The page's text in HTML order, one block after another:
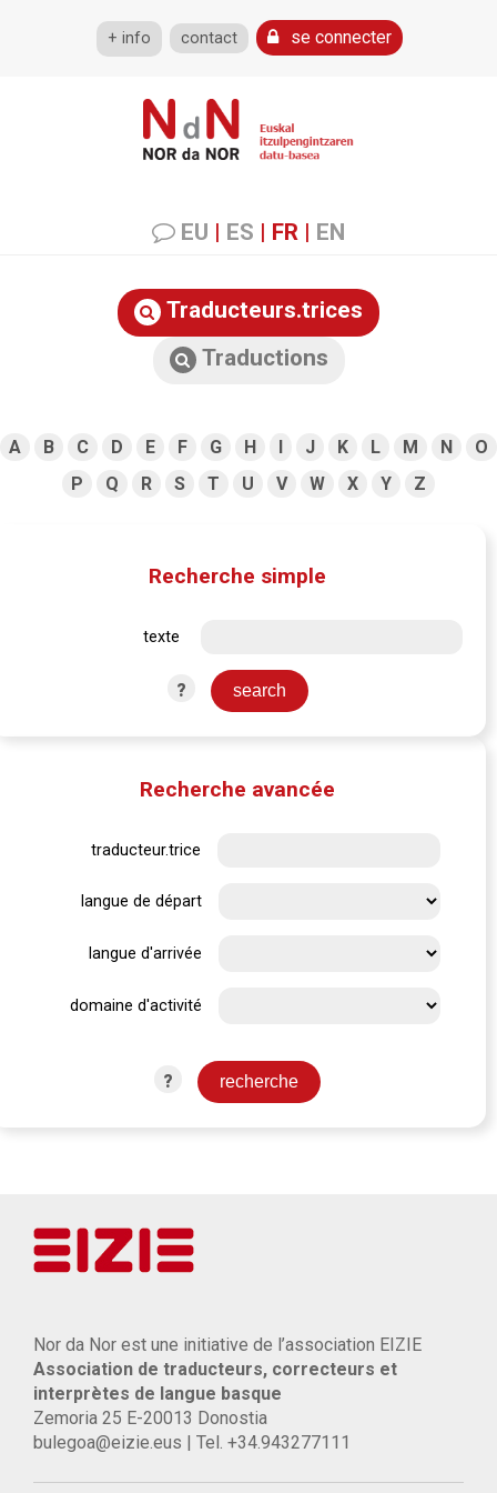
+ info contact se connecter
EU | ES | FR | EN
Traducteurs.trices
Traductions
A B C D E F G H I J K L M N
O
P
Q R S T U V W X Y Z
Recherche simple
texte
?
Recherche avancée
traducteur.trice
langue de départ
langue d'arrivée
domaine d'activité
?
Nor da Nor est une initiative de l’association EIZIE
Association de traducteurs, correcteurs et
interprètes de langue basque
Zemoria 25 E-20013 Donostia
bulegoa@eizie.eus | Tel. +34.943277111